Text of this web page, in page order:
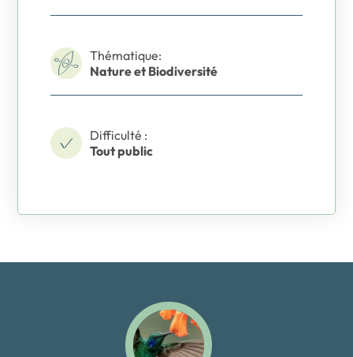
Thématique:
Nature et Biodiversité
Difficulté :
Tout public